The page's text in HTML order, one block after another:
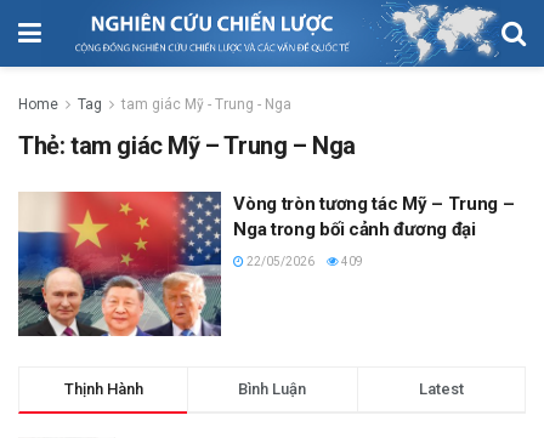
Home Tag tam giác Mỹ - Trung - Nga
Thẻ:tam giác Mỹ – Trung – Nga
Vòng tròn tương tác Mỹ – Trung –
Nga trong bối cảnh đương đại
22/05/2026 409
Thịnh Hành Bình Luận Latest